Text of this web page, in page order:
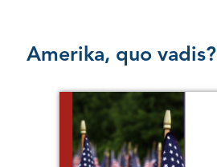
Amerika, quo vadis?